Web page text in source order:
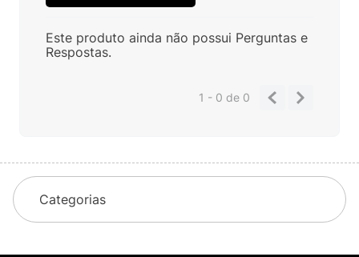
Este produto ainda não possui Perguntas e
Respostas.
1 - 0de 0
Categorias